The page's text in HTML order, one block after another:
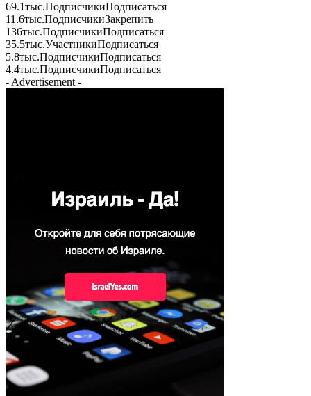
69.1тыс.ПодписчикиПодписаться
11.6тыс.ПодписчикиЗакрепить
136тыс.ПодписчикиПодписаться
35.5тыс.УчастникиПодписаться
5.8тыс.ПодписчикиПодписаться
4.4тыс.ПодписчикиПодписаться
- Advertisement -